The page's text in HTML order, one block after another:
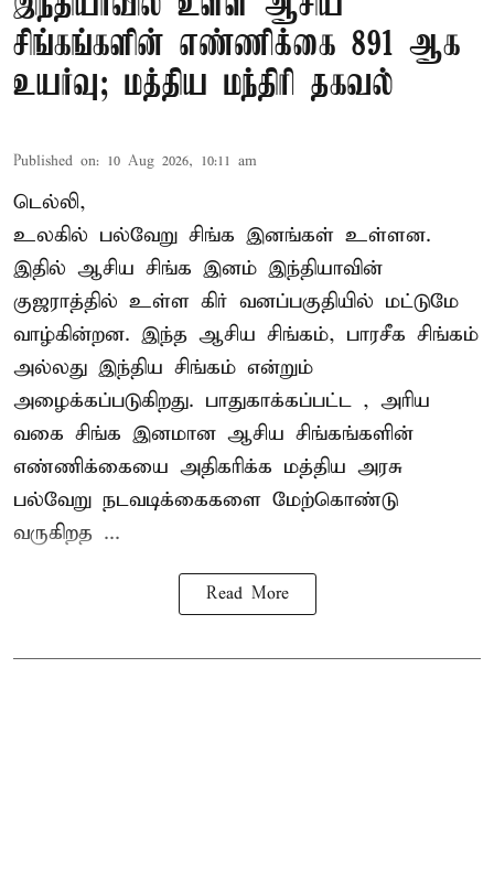
சிங்கங்களின் எண்ணிக்கை 891 ஆக
உயர்வு; மத்திய மந்திரி தகவல்
Published on: 10 Aug 2026, 10:11 am
டெல்லி,
உலகில் பல்வேறு சிங்க இனங்கள் உள்ளன.
இதில் ஆசிய சிங்க இனம் இந்தியாவின்
குஜராத்தில் உள்ள கிர் வனப்பகுதியில் மட்டுமே
வாழ்கின்றன. இந்த ஆசிய சிங்கம், பாரசீக சிங்கம்
அல்லது இந்திய சிங்கம் என்றும்
அழைக்கப்படுகிறது. பாதுகாக்கப்பட்ட , அரிய
வகை சிங்க இனமான ஆசிய சிங்கங்களின்
எண்ணிக்கையை அதிகரிக்க மத்திய அரசு
பல்வேறு நடவடிக்கைகளை மேற்கொண்டு
வருகிறத ...
Read More